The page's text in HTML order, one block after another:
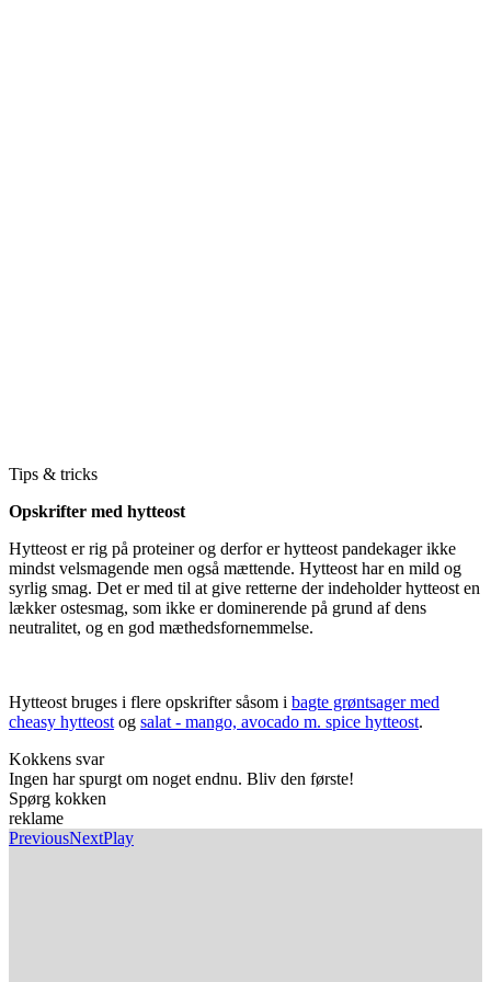
Tips & tricks
Opskrifter med hytteost
Hytteost er rig på proteiner og derfor er hytteost pandekager ikke
mindst velsmagende men også mættende. Hytteost har en mild og
syrlig smag. Det er med til at give retterne der indeholder hytteost en
lækker ostesmag, som ikke er dominerende på grund af dens
neutralitet, og en god mæthedsfornemmelse.
Hytteost bruges i flere opskrifter såsom i bagte grøntsager med
cheasy hytteost og salat - mango, avocado m. spice hytteost.
Kokkens svar
Ingen har spurgt om noget endnu. Bliv den første!
Spørg kokken
reklame
PreviousNextPlay